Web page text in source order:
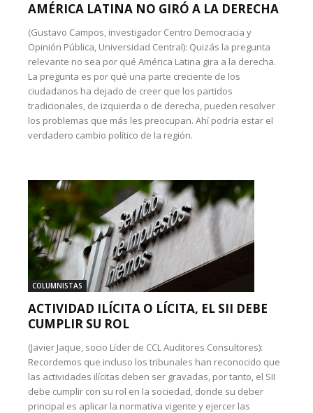
AMÉRICA LATINA NO GIRÓ A LA DERECHA
(Gustavo Campos, investigador Centro Democracia y
Opinión Pública, Universidad Central): Quizás la pregunta
relevante no sea por qué América Latina gira a la derecha.
La pregunta es por qué una parte creciente de los
ciudadanos ha dejado de creer que los partidos
tradicionales, de izquierda o de derecha, pueden resolver
los problemas que más les preocupan. Ahí podría estar el
verdadero cambio político de la región.
COLUMNISTAS
ACTIVIDAD ILÍCITA O LÍCITA, EL SII DEBE
CUMPLIR SU ROL
(Javier Jaque, socio Líder de CCL Auditores Consultores):
Recordemos que incluso los tribunales han reconocido que
las actividades ilícitas deben ser gravadas, por tanto, el SII
debe cumplir con su rol en la sociedad, donde su deber
principal es aplicar la normativa vigente y ejercer las